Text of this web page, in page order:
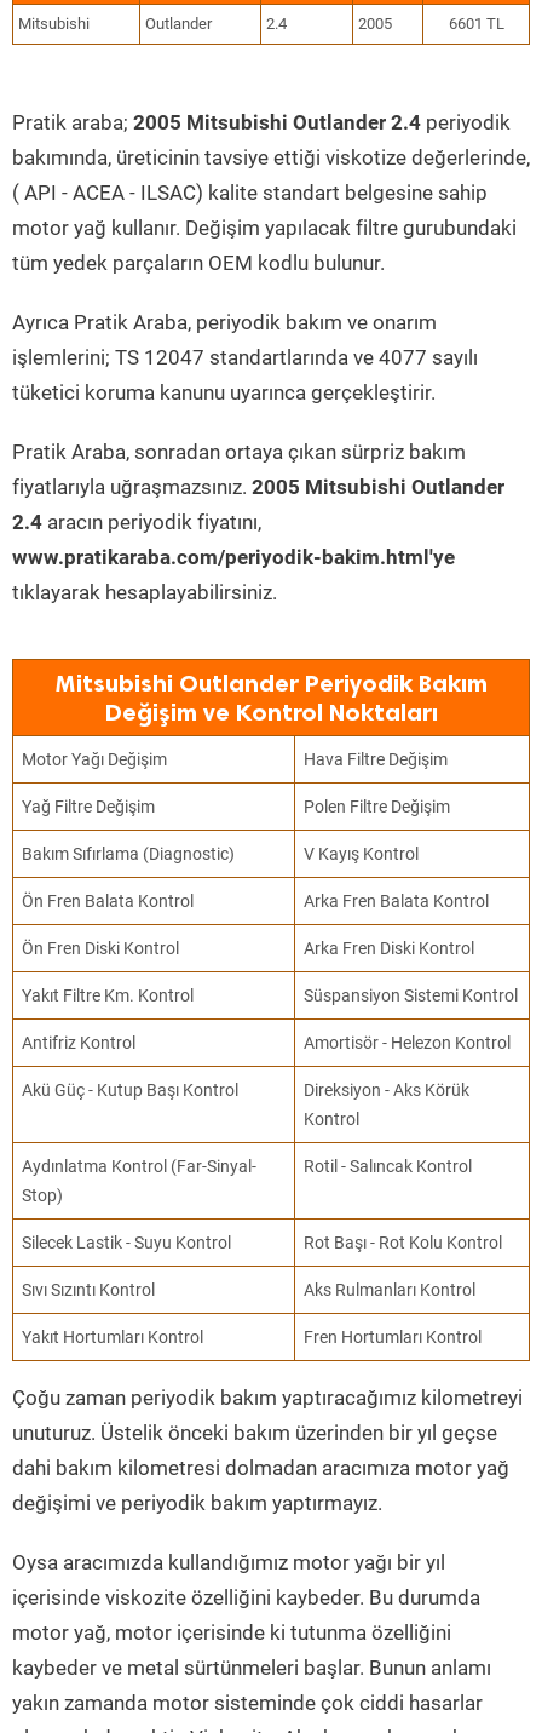
Mitsubishi Outlander 2.4 2005 6601 TL
Pratik araba; 2005 Mitsubishi Outlander 2.4 periyodik
bakımında, üreticinin tavsiye ettiği viskotize değerlerinde,
( API - ACEA - ILSAC) kalite standart belgesine sahip
motor yağ kullanır. Değişim yapılacak filtre gurubundaki
tüm yedek parçaların OEM kodlu bulunur.
Ayrıca Pratik Araba, periyodik bakım ve onarım
işlemlerini; TS 12047 standartlarında ve 4077 sayılı
tüketici koruma kanunu uyarınca gerçekleştirir.
Pratik Araba, sonradan ortaya çıkan sürpriz bakım
fiyatlarıyla uğraşmazsınız. 2005 Mitsubishi Outlander
2.4 aracın periyodik fiyatını,
www.pratikaraba.com/periyodik-bakim.html'ye
tıklayarak hesaplayabilirsiniz.
Mitsubishi Outlander Periyodik Bakım
Değişim ve Kontrol Noktaları
Motor Yağı Değişim Hava Filtre Değişim
Yağ Filtre Değişim Polen Filtre Değişim
Bakım Sıfırlama (Diagnostic) V Kayış Kontrol
Ön Fren Balata Kontrol Arka Fren Balata Kontrol
Ön Fren Diski Kontrol Arka Fren Diski Kontrol
Yakıt Filtre Km. Kontrol Süspansiyon Sistemi Kontrol
Antifriz Kontrol Amortisör - Helezon Kontrol
Akü Güç - Kutup Başı Kontrol
Direksiyon - Aks Körük
Kontrol
Aydınlatma Kontrol (Far-Sinyal-
Stop)
Rotil - Salıncak Kontrol
Silecek Lastik - Suyu Kontrol Rot Başı - Rot Kolu Kontrol
Sıvı Sızıntı Kontrol Aks Rulmanları Kontrol
Yakıt Hortumları Kontrol Fren Hortumları Kontrol
Çoğu zaman periyodik bakım yaptıracağımız kilometreyi
unuturuz. Üstelik önceki bakım üzerinden bir yıl geçse
dahi bakım kilometresi dolmadan aracımıza motor yağ
değişimi ve periyodik bakım yaptırmayız.
Oysa aracımızda kullandığımız motor yağı bir yıl
içerisinde viskozite özelliğini kaybeder. Bu durumda
motor yağ, motor içerisinde ki tutunma özelliğini
kaybeder ve metal sürtünmeleri başlar. Bunun anlamı
yakın zamanda motor sisteminde çok ciddi hasarlar